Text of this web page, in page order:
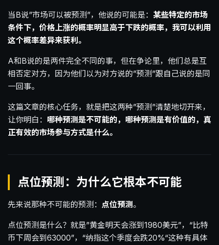
当B说”市场可以被预测”，他说的可能是： 某些特定的市场
条件下，价格上涨的概率明显高于下跌的概率，我可以利用
这个概率差异来获利。
A和B说的是两件完全不同的事，但在争论里，他们总是互
相否定对方，因为他们以为对方说的”预测”跟自己说的是同
一回事。
这篇文章的核心任务，就是把这两种”预测”清楚地切开来，
让你明白： 哪种预测是不可能的，哪种预测是有价值的，真
正有效的市场参与方式是什么。
点位预测：为什么它根本不可能
先来说那种不可能的预测： 点位预测。
点位预测是什么？就是”黄金明天会涨到1980美元”，“比特
币下周会到63000”，“纳指这个季度会跌20%“这种有具体